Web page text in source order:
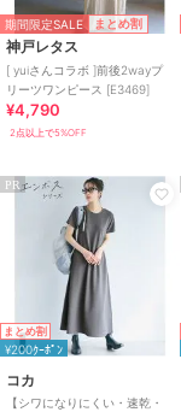
原産国
期間限定SALE まとめ割
神戸レタス
[ yuiさんコラボ ]前後2wayプ
リーツワンピース [E3469]
¥4,790
2点以上で5%OFF
PR
まとめ割
¥200ｸｰﾎﾟﾝ
コカ
【シワになりにくい・速乾・